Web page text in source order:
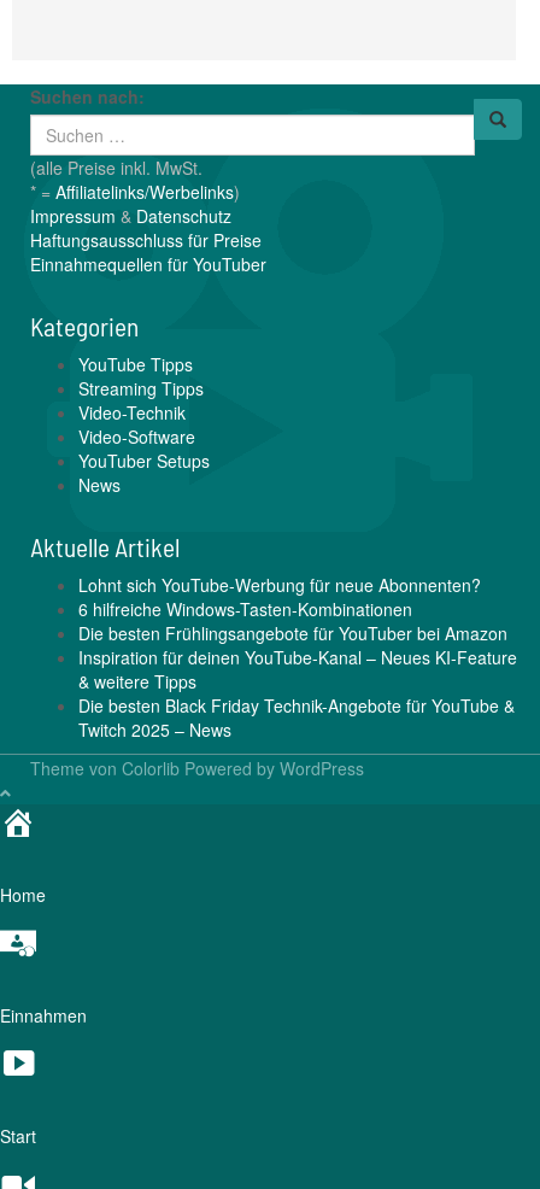
Suchen nach:
(alle Preise inkl. MwSt.
* = Affiliatelinks/Werbelinks)
Impressum & Datenschutz
Haftungsausschluss für Preise
Einnahmequellen für YouTuber
Kategorien
YouTube Tipps
Streaming Tipps
Video-Technik
Video-Software
YouTuber Setups
News
Aktuelle Artikel
Lohnt sich YouTube-Werbung für neue Abonnenten?
6 hilfreiche Windows-Tasten-Kombinationen
Die besten Frühlingsangebote für YouTuber bei Amazon
Inspiration für deinen YouTube-Kanal – Neues KI-Feature
& weitere Tipps
Die besten Black Friday Technik-Angebote für YouTube &
Twitch 2025 – News
Theme von Colorlib Powered by WordPress
Home
Einnahmen
Start